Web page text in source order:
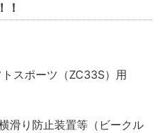
！
スポーツ（ZC33S）用
滑り防止装置等（ビークル